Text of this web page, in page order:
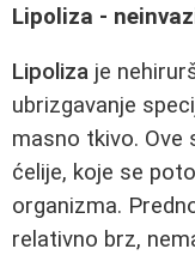
Lipoliza -
Lipoliza je
ubrizgavanje
masno tkivo. Ove
ćelije, koje se
organizma.
relativno brz,